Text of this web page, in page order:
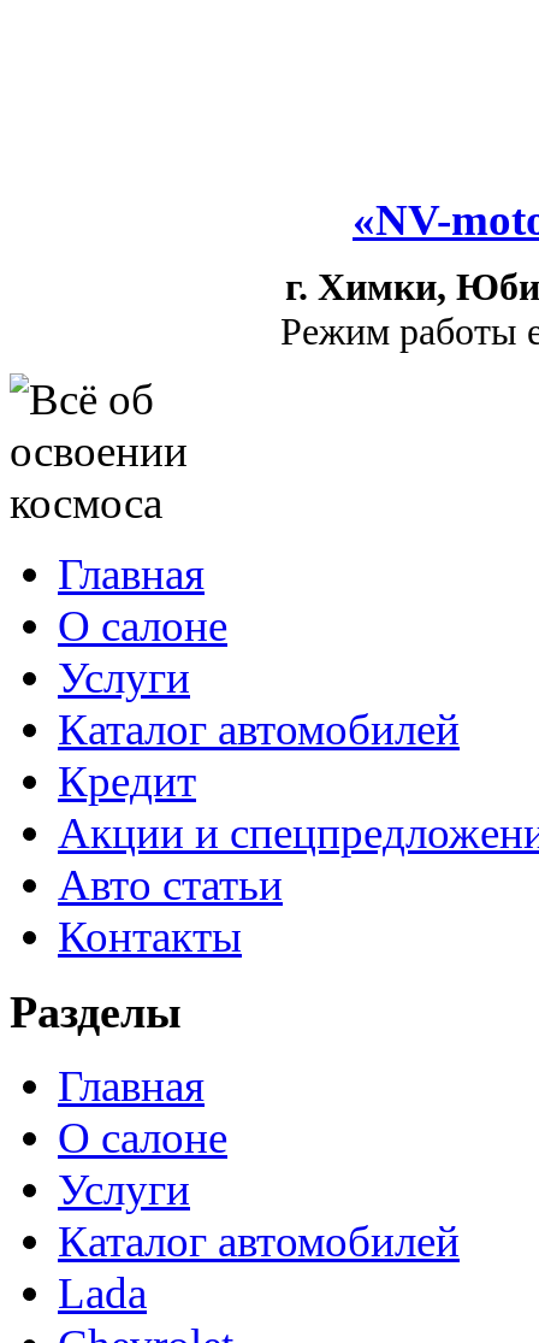
«NV-
г. Химки,
Режим работы
Главная
О салоне
Услуги
Каталог автомобилей
Кредит
Акции и
Авто статьи
Контакты
Разделы
Главная
О салоне
Услуги
Каталог автомобилей
Lada